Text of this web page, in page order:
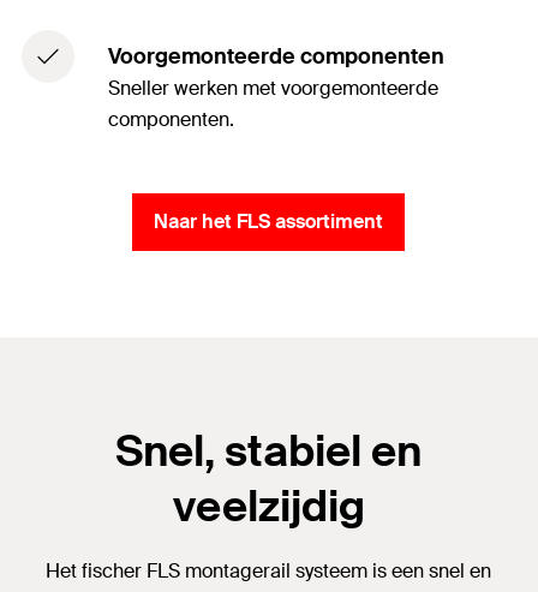
Voorgemonteerde componenten
Sneller werken met voorgemonteerde
componenten.
Naar het FLS assortiment
Snel, stabiel en
veelzijdig
Het fischer FLS montagerail systeem is een snel en